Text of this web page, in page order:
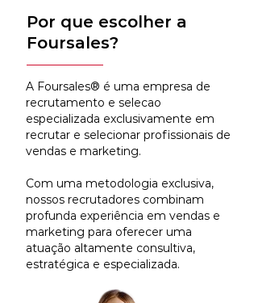
Por que escolher a
Foursales?
A Foursales® é uma empresa de
recrutamento e selecao
especializada exclusivamente em
recrutar e selecionar profissionais de
vendas e marketing.
Com uma metodologia exclusiva,
nossos recrutadores combinam
profunda experiência em vendas e
marketing para oferecer uma
atuação altamente consultiva,
estratégica e especializada.